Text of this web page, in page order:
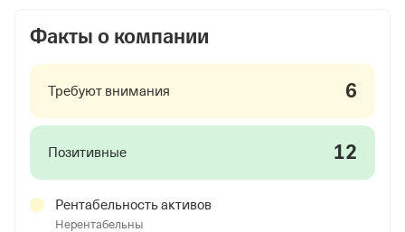
Факты о компании
Требуют внимания 6
Позитивные 12
Рентабельность активов
Нерентабельны